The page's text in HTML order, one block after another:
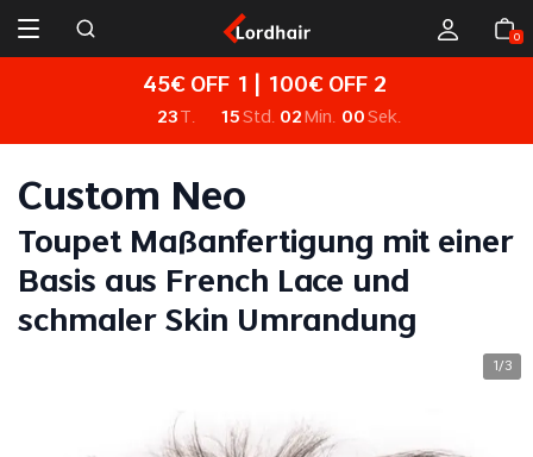
0
45€ OFF 1 | 100€ OFF 2
23T. 15Std. 01 Min. 59Sek.
Custom Neo
Toupet Maßanfertigung mit einer
Basis aus French Lace und
schmaler Skin Umrandung
1/3